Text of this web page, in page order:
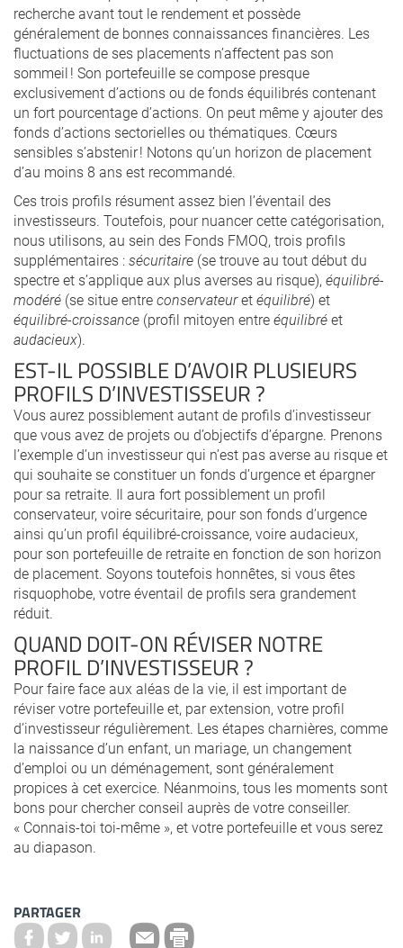
recherche avant tout le rendement et possède
généralement de bonnes connaissances financières. Les
fluctuations de ses placements n’affectent pas son
sommeil ! Son portefeuille se compose presque
exclusivement d’actions ou de fonds équilibrés contenant
un fort pourcentage d’actions. On peut même y ajouter des
fonds d’actions sectorielles ou thématiques. Cœurs
sensibles s’abstenir ! Notons qu’un horizon de placement
d’au moins 8 ans est recommandé.
Ces trois profils résument assez bien l’éventail des
investisseurs. Toutefois, pour nuancer cette catégorisation,
nous utilisons, au sein des Fonds FMOQ, trois profils
supplémentaires :sécuritaire (se trouve au tout début du
spectre et s’applique aux plus averses au risque), équilibré-
modéré (se situe entreconservateuretéquilibré) et
équilibré-croissance (profil mitoyen entreéquilibréet
audacieux).
EST-IL POSSIBLE D’AVOIR PLUSIEURS
PROFILS D’INVESTISSEUR ?
Vous aurez possiblement autant de profils d’investisseur
que vous avez de projets ou d’objectifs d’épargne. Prenons
l’exemple d’un investisseur qui n’est pas averse au risque et
qui souhaite se constituer un fonds d’urgence et épargner
pour sa retraite. Il aura fort possiblement un profil
conservateur, voire sécuritaire, pour son fonds d’urgence
ainsi qu’un profil équilibré-croissance, voire audacieux,
pour son portefeuille de retraite en fonction de son horizon
de placement. Soyons toutefois honnêtes, si vous êtes
risquophobe, votre éventail de profils sera grandement
réduit.
QUAND DOIT-ON RÉVISER NOTRE
PROFIL D’INVESTISSEUR ?
Pour faire face aux aléas de la vie, il est important de
réviser votre portefeuille et, par extension, votre profil
d’investisseur régulièrement. Les étapes charnières, comme
la naissance d’un enfant, un mariage, un changement
d’emploi ou un déménagement, sont généralement
propices à cet exercice. Néanmoins, tous les moments sont
bons pour chercher conseil auprès de votre conseiller.
« Connais-toi toi-même », et votre portefeuille et vous serez
au diapason.
PARTAGER